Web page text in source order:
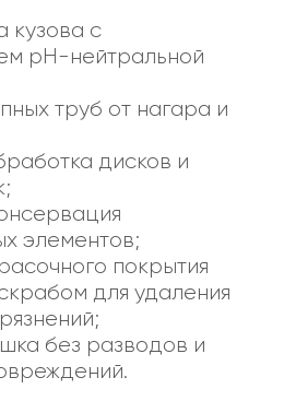
кузова с
pH-нейтральной
труб от нагара и
дисков и
элементов;
покрытия
для удаления
без разводов и